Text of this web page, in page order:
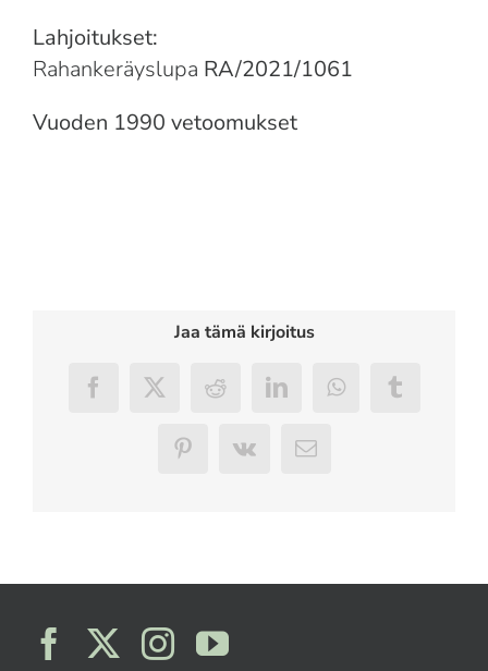
Lahjoitukset:
Rahankeräyslupa RA/2021/1061
Vuoden 1990 vetoomukset
Jaa tämä kirjoitus
Facebook
X RedditLinkedInWhatsAppTumblr
Pinterest
Vk Sähköposti